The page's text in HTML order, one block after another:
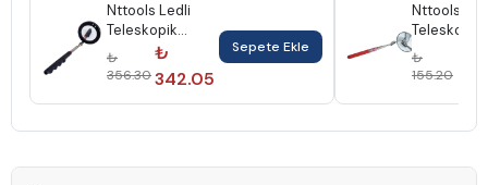
Nttools Ledli
Teleskopik
Cugul Aynası
Nth1050L
₺
356.30
₺
342.05
Sepete Ekle
Nttools
Teleskopik
Cugul
30Mm
₺
155.20